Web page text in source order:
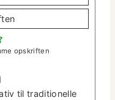
opskriften
til tra­di­tionelle